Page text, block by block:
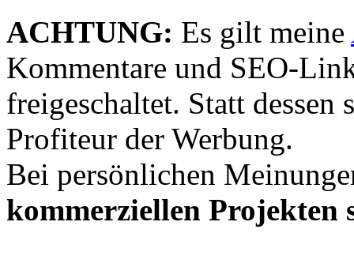
ACHTUNG: Es gilt meine
Kommentare und SEO-
freigeschaltet. Statt dessen
Profiteur der Werbung.
Bei persönlichen
kommerziellen Projekten